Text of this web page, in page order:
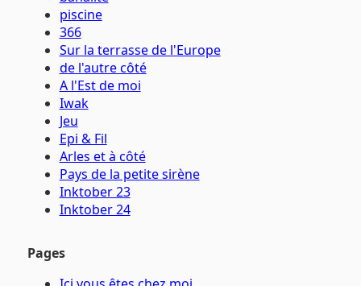
piscine
366
Sur la terrasse de l'Europe
de l'autre côté
A l'Est de moi
Iwak
Jeu
Epi & Fil
Arles et à côté
Pays de la petite sirène
Inktober 23
Inktober 24
Pages